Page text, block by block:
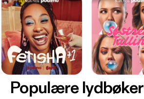
Populære lydbøker